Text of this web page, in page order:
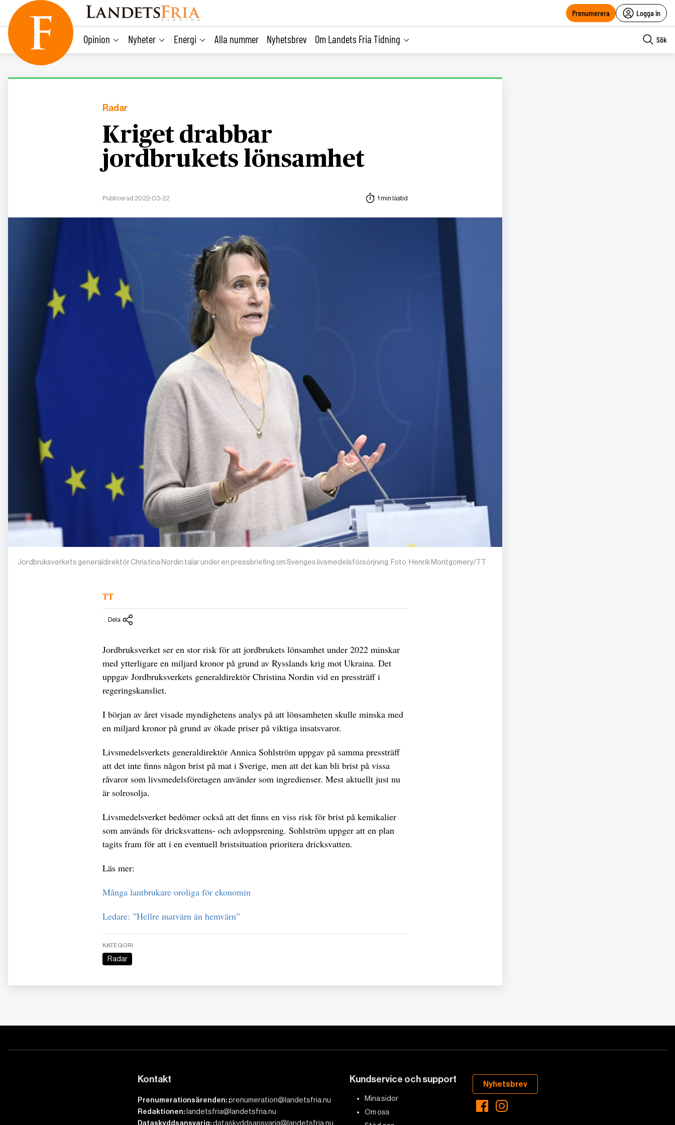
content
Prenumerera Logga in
Opinion Nyheter Energi Alla nummer Nyhetsbrev Om Landets Fria Tidning Sök
Radar
Kriget drabbar
jordbrukets lönsamhet
Publicerad 2022-03-22 1 min lästid
Jordbruksverkets generaldirektör Christina Nordin talar under en pressbriefing om Sveriges livsmedelsförsörjning. Foto: Henrik Montgomery/TT
TT
Dela
Jordbruksverket ser en stor risk för att jordbrukets lönsamhet under 2022 minskar
med ytterligare en miljard kronor på grund av Rysslands krig mot Ukraina. Det
uppgav Jordbruksverkets generaldirektör Christina Nordin vid en pressträff i
regeringskansliet.
I början av året visade myndighetens analys på att lönsamheten skulle minska med
en miljard kronor på grund av ökade priser på viktiga insatsvaror.
Livsmedelsverkets generaldirektör Annica Sohlström uppgav på samma pressträff
att det inte finns någon brist på mat i Sverige, men att det kan bli brist på vissa
råvaror som livsmedelsföretagen använder som ingredienser. Mest aktuellt just nu
är solrosolja.
Livsmedelsverket bedömer också att det finns en viss risk för brist på kemikalier
som används för dricksvattens- och avloppsrening. Sohlström uppger att en plan
tagits fram för att i en eventuell bristsituation prioritera dricksvatten.
Läs mer:
Många lantbrukare oroliga för ekonomin
Ledare: ”Hellre matvärn än hemvärn”
KATEGORI
Radar
Kontakt
Prenumerationsärenden:prenumeration@landetsfria.nu
Redaktionen: landetsfria@landetsfria.nu
Dataskyddsansvarig:dataskyddsansvarig@landetsfria.nu
Kundservice och support
Mina sidor
Om oss
Nyhetsbrev